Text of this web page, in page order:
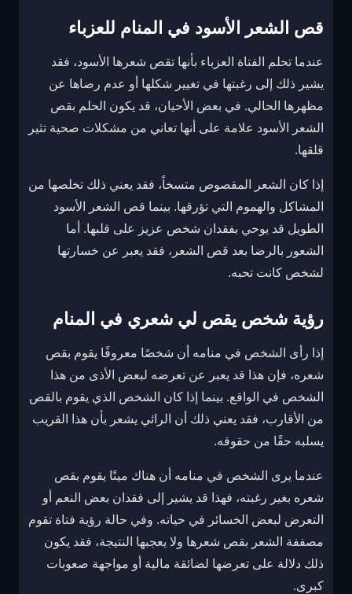
قص الشعر الأسود في المنام للعزباء
عندما تحلم الفتاة العزباء بأنها تقص شعرها الأسود، فقد
يشير ذلك إلى رغبتها في تغيير شكلها أو عدم رضاها عن
مظهرها الحالي. في بعض الأحيان، قد يكون الحلم بقص
الشعر الأسود علامة على أنها تعاني من مشكلات صحية تثير
قلقها.
إذا كان الشعر المقصوص متسخاً، فقد يعني ذلك تخلصها من
المشاكل والهموم التي تؤرقها. بينما قص الشعر الأسود
الطويل قد يوحي بفقدان شخص عزيز على قلبها. أما
الشعور بالرضا بعد قص الشعر، فقد يعبر عن خسارتها
لشخص كانت تحبه.
رؤية شخص يقص لي شعري في المنام
إذا رأى الشخص في منامه أن شخصًا معروفًا يقوم بقص
شعره، فإن هذا قد يعبر عن تعرضه لبعض الأذى من هذا
الشخص في الواقع. بينما إذا كان الشخص الذي يقوم بالقص
من الأقارب، فقد يعني ذلك أن الرائي يشعر بأن هذا القريب
يسلبه حقًا من حقوقه.
عندما يرى الشخص في منامه أن هناك ميتًا يقوم بقص
شعره بغير رغبته، فهذا قد يشير إلى فقدان بعض النعم أو
التعرض لبعض الخسائر في حياته. وفي حالة رؤية فتاة تقوم
مصففة الشعر بقص شعرها ولا يعجبها النتيجة، فقد يكون
ذلك دلالة على تعرضها لضائقة مالية أو مواجهة صعوبات
كبرى.